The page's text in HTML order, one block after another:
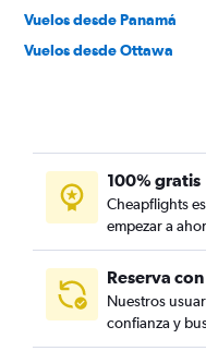
Vuelos desde Panamá
Vuelos desde Ottawa
100% gratis
Cheapflights
empezar a
Reserva
Nuestros
confianza y